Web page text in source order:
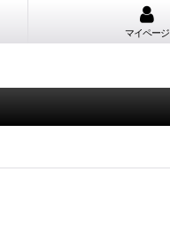
マイページ